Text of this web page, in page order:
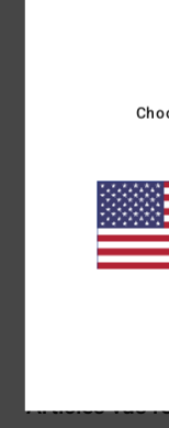
Rip,
Verres
Disponible en
Composition
Polycarbonate, 2
Articles vus